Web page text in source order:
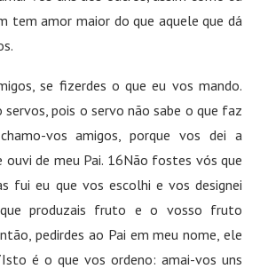
tem amor maior do que aquele que dá
se fizerdes o que eu vos mando.
servos, pois o servo não sabe o que faz
vos amigos, porque vos dei a
ouvi de meu Pai. 16Não fostes vós que
fui eu que vos escolhi e vos designei
produzais fruto e o vosso fruto
pedirdes ao Pai em meu nome, ele
é o que vos ordeno: amai-vos uns